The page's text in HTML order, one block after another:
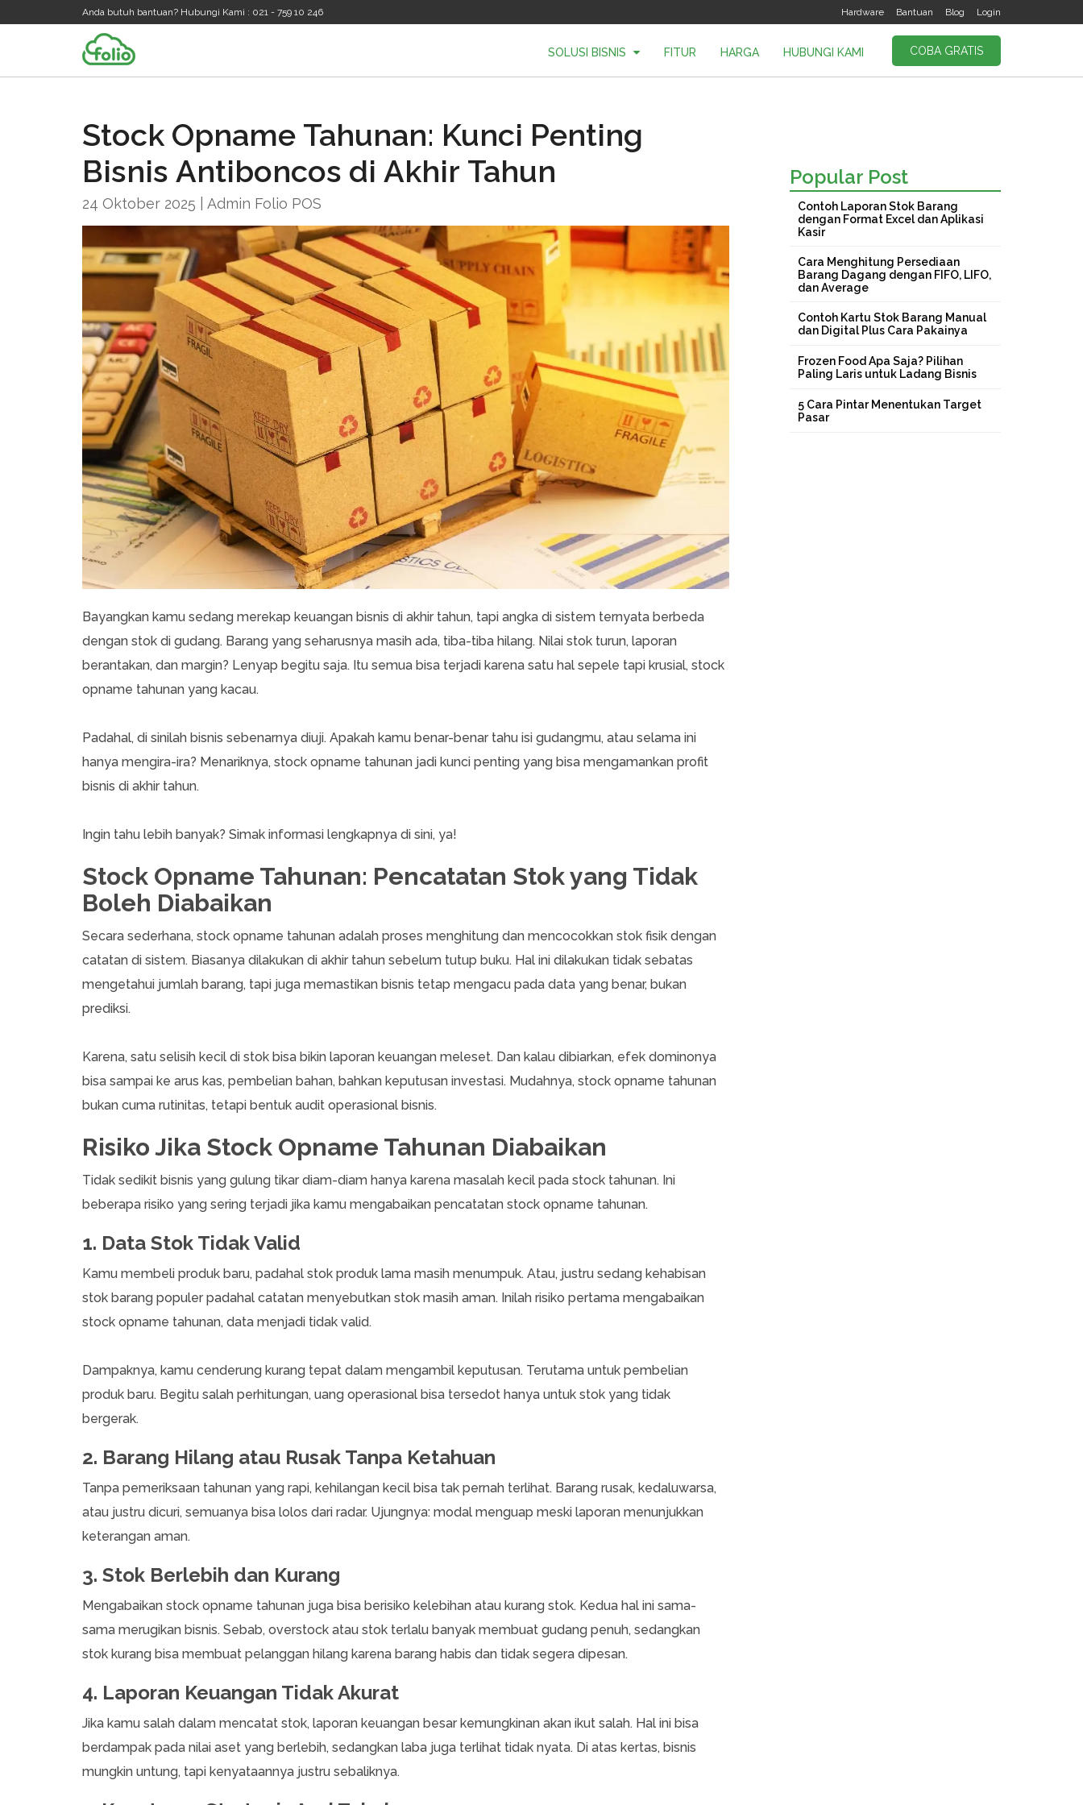
Anda butuh bantuan? Hubungi Kami : 021 - 759 10 246 Login
Blog
Bantuan
Hardware
COBA GRATIS
SOLUSI BISNIS FITUR HARGA HUBUNGI KAMI
Stock Opname Tahunan: Kunci Penting
Bisnis Antiboncos di Akhir Tahun
24 Oktober 2025 | Admin Folio POS
Bayangkan kamu sedang merekap keuangan bisnis di akhir tahun, tapi angka di sistem ternyata berbeda
dengan stok di gudang. Barang yang seharusnya masih ada, tiba-tiba hilang. Nilai stok turun, laporan
berantakan, dan margin? Lenyap begitu saja. Itu semua bisa terjadi karena satu hal sepele tapi krusial, stock
opname tahunan yang kacau.
Padahal, di sinilah bisnis sebenarnya diuji. Apakah kamu benar-benar tahu isi gudangmu, atau selama ini
hanya mengira-ira? Menariknya, stock opname tahunan jadi kunci penting yang bisa mengamankan profit
bisnis di akhir tahun.
Ingin tahu lebih banyak? Simak informasi lengkapnya di sini, ya!
Stock Opname Tahunan: Pencatatan Stok yang Tidak
Boleh Diabaikan
Secara sederhana, stock opname tahunan adalah proses menghitung dan mencocokkan stok fisik dengan
catatan di sistem. Biasanya dilakukan di akhir tahun sebelum tutup buku. Hal ini dilakukan tidak sebatas
mengetahui jumlah barang, tapi juga memastikan bisnis tetap mengacu pada data yang benar, bukan
prediksi.
Karena, satu selisih kecil di stok bisa bikin laporan keuangan meleset. Dan kalau dibiarkan, efek dominonya
bisa sampai ke arus kas, pembelian bahan, bahkan keputusan investasi. Mudahnya, stock opname tahunan
bukan cuma rutinitas, tetapi bentuk audit operasional bisnis.
Risiko Jika Stock Opname Tahunan Diabaikan
Tidak sedikit bisnis yang gulung tikar diam-diam hanya karena masalah kecil pada stock tahunan. Ini
beberapa risiko yang sering terjadi jika kamu mengabaikan pencatatan stock opname tahunan.
1. Data Stok Tidak Valid
Kamu membeli produk baru, padahal stok produk lama masih menumpuk. Atau, justru sedang kehabisan
stok barang populer padahal catatan menyebutkan stok masih aman. Inilah risiko pertama mengabaikan
stock opname tahunan, data menjadi tidak valid.
Dampaknya, kamu cenderung kurang tepat dalam mengambil keputusan. Terutama untuk pembelian
produk baru. Begitu salah perhitungan, uang operasional bisa tersedot hanya untuk stok yang tidak
bergerak.
2. Barang Hilang atau Rusak Tanpa Ketahuan
Tanpa pemeriksaan tahunan yang rapi, kehilangan kecil bisa tak pernah terlihat. Barang rusak, kedaluwarsa,
atau justru dicuri, semuanya bisa lolos dari radar. Ujungnya: modal menguap meski laporan menunjukkan
keterangan aman.
3. Stok Berlebih dan Kurang
Mengabaikan stock opname tahunan juga bisa berisiko kelebihan atau kurang stok. Kedua hal ini sama-
sama merugikan bisnis. Sebab, overstock atau stok terlalu banyak membuat gudang penuh, sedangkan
stok kurang bisa membuat pelanggan hilang karena barang habis dan tidak segera dipesan.
4. Laporan Keuangan Tidak Akurat
Jika kamu salah dalam mencatat stok, laporan keuangan besar kemungkinan akan ikut salah. Hal ini bisa
berdampak pada nilai aset yang berlebih, sedangkan laba juga terlihat tidak nyata. Di atas kertas, bisnis
mungkin untung, tapi kenyataannya justru sebaliknya.
Popular Post
Contoh Laporan Stok Barang
dengan Format Excel dan Aplikasi
Kasir
Cara Menghitung Persediaan
Barang Dagang dengan FIFO, LIFO,
dan Average
Contoh Kartu Stok Barang Manual
dan Digital Plus Cara Pakainya
Frozen Food Apa Saja? Pilihan
Paling Laris untuk Ladang Bisnis
5 Cara Pintar Menentukan Target
Pasar